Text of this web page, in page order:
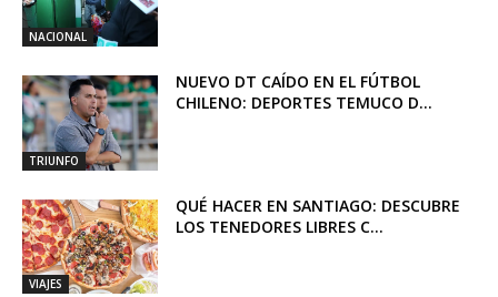
NACIONAL
TRIUNFO
NUEVO DT CAÍDO EN EL FÚTBOL
CHILENO: DEPORTES TEMUCO D...
VIAJES
QUÉ HACER EN SANTIAGO: DESCUBRE
LOS TENEDORES LIBRES C...